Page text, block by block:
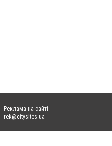
Реклама на сайті:
rek@citysites.ua